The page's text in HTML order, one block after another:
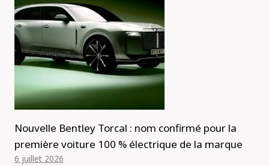
Nouvelle Bentley Torcal : nom confirmé pour la
première voiture 100 % électrique de la marque
6 juillet 2026